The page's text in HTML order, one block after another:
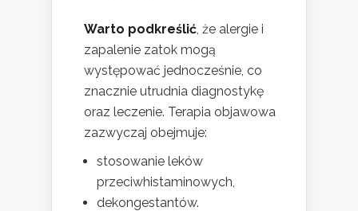
Warto podkreślić , że alergie i
zapalenie zatok mogą
występować jednocześnie, co
znacznie utrudnia diagnostykę
oraz leczenie. Terapia objawowa
zazwyczaj obejmuje:
stosowanie leków
przeciwhistaminowych,
dekongestantów.